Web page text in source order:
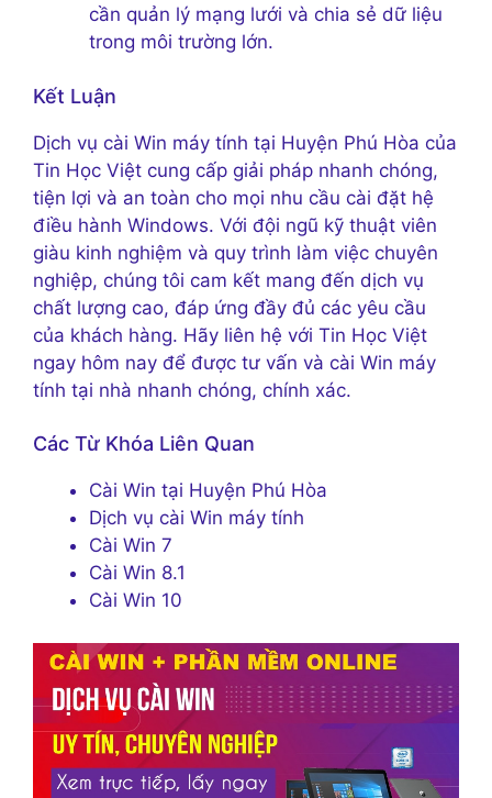
cần quản lý mạng lưới và chia sẻ dữ liệu
trong môi trường lớn.
Kết Luận
Dịch vụ cài Win máy tính tại Huyện Phú Hòa của
Tin Học Việt cung cấp giải pháp nhanh chóng,
tiện lợi và an toàn cho mọi nhu cầu cài đặt hệ
điều hành Windows. Với đội ngũ kỹ thuật viên
giàu kinh nghiệm và quy trình làm việc chuyên
nghiệp, chúng tôi cam kết mang đến dịch vụ
chất lượng cao, đáp ứng đầy đủ các yêu cầu
của khách hàng. Hãy liên hệ với Tin Học Việt
ngay hôm nay để được tư vấn và cài Win máy
tính tại nhà nhanh chóng, chính xác.
Các Từ Khóa Liên Quan
Cài Win tại Huyện Phú Hòa
Dịch vụ cài Win máy tính
Cài Win 7
Cài Win 8.1
Cài Win 10